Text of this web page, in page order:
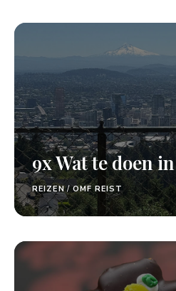
9x Wat te doen
REIZEN/ OMF REIST